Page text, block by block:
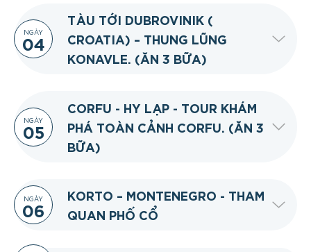
NGÀY
04
TÀU TỚI DUBROVINIK (
CROATIA) – THUNG LŨNG
KONAVLE. (ĂN 3 BỮA)
NGÀY
05
CORFU - HY LẠP - TOUR KHÁM
PHÁ TOÀN CẢNH CORFU. (ĂN 3
BỮA)
NGÀY
06
KORTO – MONTENEGRO - THAM
QUAN PHỐ CỔ